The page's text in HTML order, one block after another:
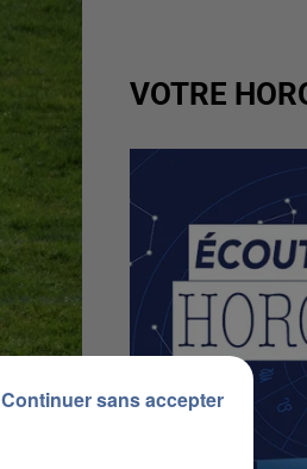
VOTRE
Continuer sans accepter